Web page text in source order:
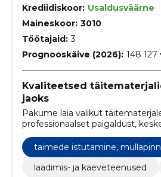
Krediidiskoor: Usaldusväärne
Maineskoor: 3010
Töötajaid: 3
Prognooskäive (2026): 148 127
Kvaliteetsed
jaoks
Pakume laia valikut
professionaalset paigaldust,
kvaliteedi ja täpsuse tagamisele.
taimede istutamine,
mine ja paigaldamine
laadimis- ja kaeveteenused